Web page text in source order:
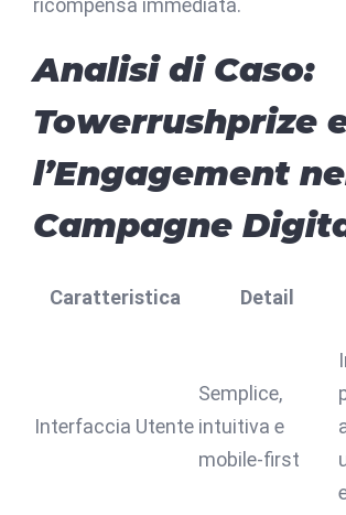
ricompensa immediata.
Analisi di Caso:
Towerrushprize
l’Engagement
Campagne
Caratteristica Detail
Interfaccia Utente
Semplice,
intuitiva e
mobile-first